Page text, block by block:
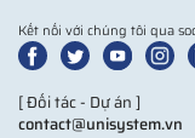
Kết nối với chúng tôi qua
[ Đối tác - Dự án ]
contact@unisystem.vn